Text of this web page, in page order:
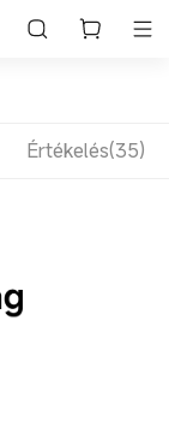
Értékelés(35)